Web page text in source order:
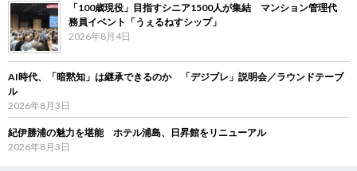
「100歳現役」目指すシニア1500人が集結 マンション管理代
務員イベント「うぇるねすシップ」
2026年8月4日
AI時代、「暗黙知」は継承できるのか 「デジブレ」説明会／ラウンドテーブ
ル
2026年8月3日
紀伊勝浦の魅力を堪能 ホテル浦島、日昇館をリニューアル
2026年8月3日